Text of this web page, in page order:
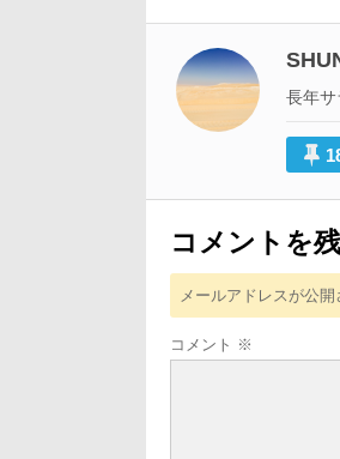
ナ
ビ
ゲ
ー
ョ
ン
投
稿:
長年サ
コメントを
メールアドレスが公開
コメント ※